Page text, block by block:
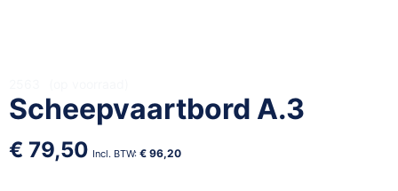
Scheepvaartbord A.3
€ 79,50 € 96,20
naar
het
begin
van